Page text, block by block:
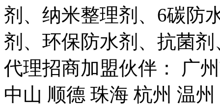
剂、纳米整理剂、6碳防
剂、环保防水剂、抗菌
代理招商加盟伙伴： 广
中山 顺德 珠海 杭州 温